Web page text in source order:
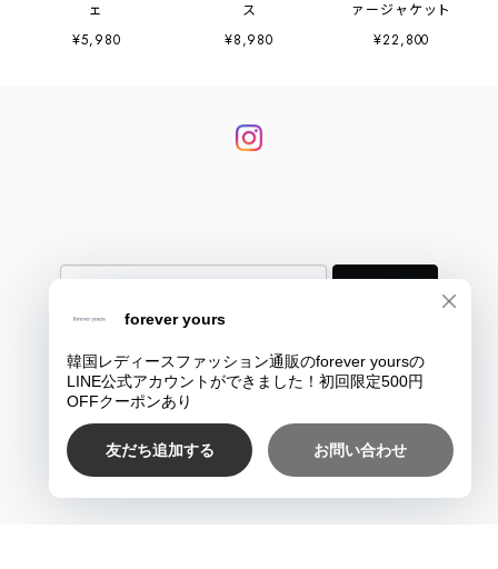
ェ
¥5,980
ス
¥8,980
ァージャケット
¥22,800
登録
プライバシーポリシー
特定商取引法に基づく表記
COPYRIGHT © 韓国大人レディースファッション通販のforever yours